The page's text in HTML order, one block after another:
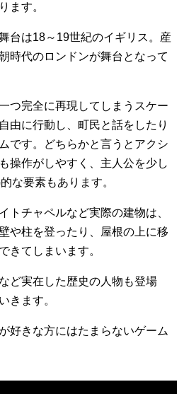
ます。
台は18～19世紀のイギリス。産
時代のロンドンが舞台となって
つ完全に再現してしまうスケー
由に行動し、町民と話をしたり
です。どちらかと言うとアクシ
操作がしやすく、主人公を少し
な要素もあります。
トチャペルなど実際の建物は、
や柱を登ったり、屋根の上に移
きてしまいます。
ど実在した歴史の人物も登場
きます。
好きな方にはたまらないゲーム